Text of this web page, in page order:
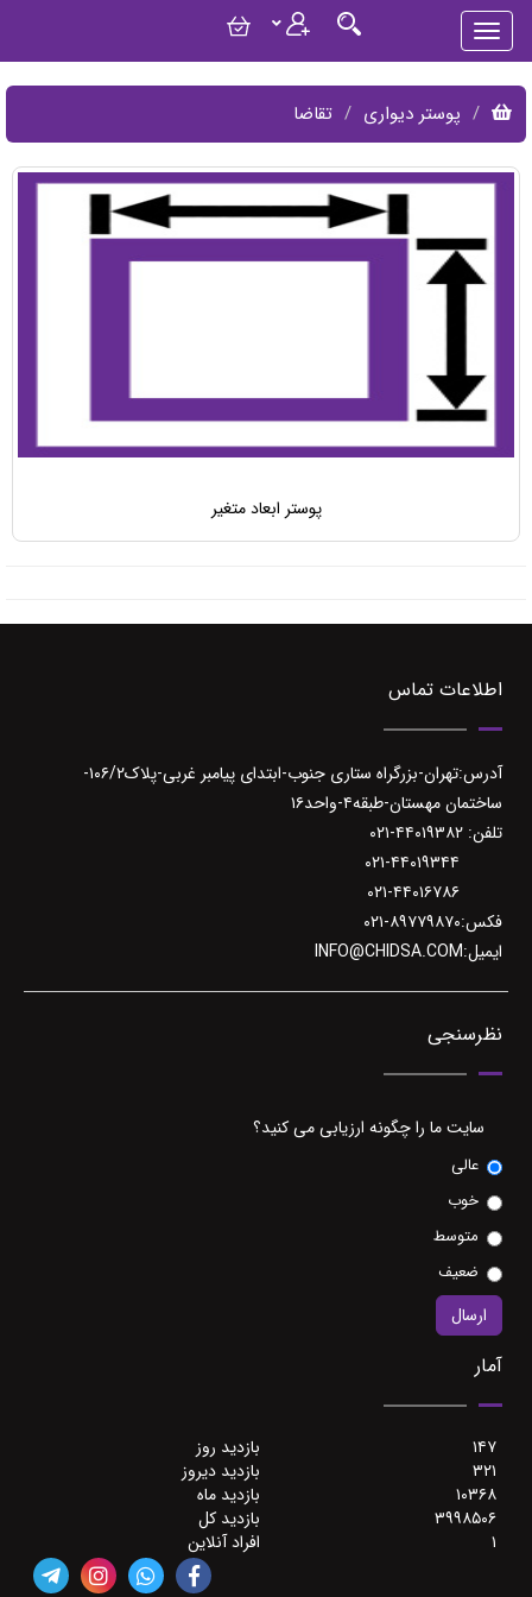
پوستر دیواری تقاضا
پوستر ابعاد متغیر
اطلاعات تماس
آدرس:تهران-بزرگراه ستاری جنوب-ابتدای پیامبر غربی-پلاک۱۰۶/۲-
ساختمان مهستان-طبقه۴-واحد۱۶
تلفن: ۴۴۰۱۹۳۸۲-۰۲۱
فکس:۸۹۷۷۹۸۷۰-۰۲۱
ایمیل:INFO@CHIDSA.COM
نظرسنجی
سایت ما را چگونه ارزیابی می کنید؟
عالی
خوب
متوسط
ضعیف
آمار
بازدید روز
بازدید دیروز
بازدید ماه
بازدید کل
افراد آنلاین
۱۴۷
۳۲۱
۱۰۳۶۸
۳۹۹۸۵۰۶
۱